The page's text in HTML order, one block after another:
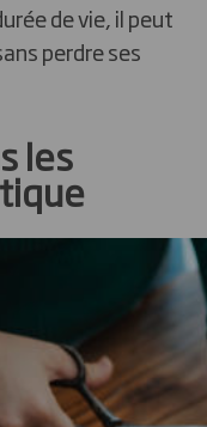
de vie, il peut
perdre ses
les